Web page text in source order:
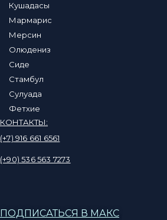
Кушадасы
Мармарис
Мерсин
Олюдениз
Сиде
Стамбул
Сулуада
Фетхие
КОНТАКТЫ:
(+7) 916 661 6561
(+90) 536 563 7273
ПОДПИСАТЬСЯ В МАКС